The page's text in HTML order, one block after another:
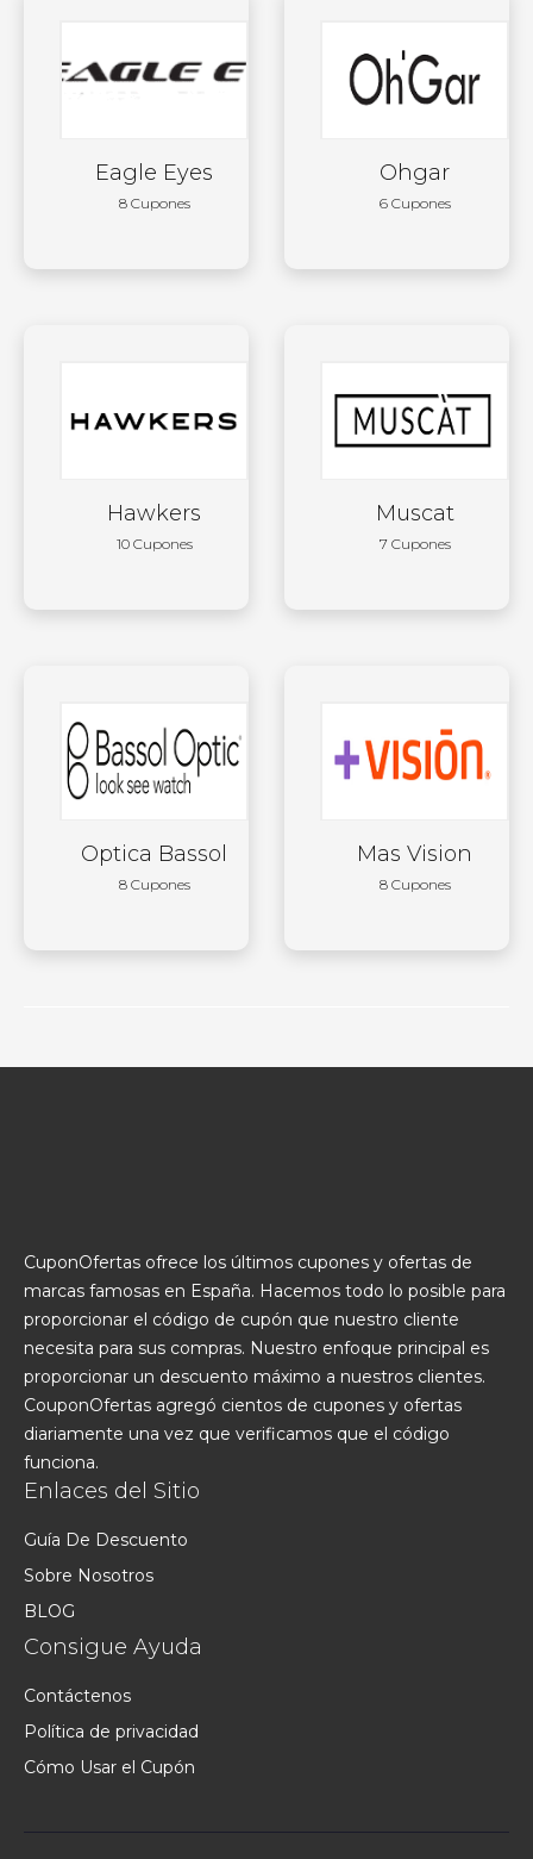
Eagle Eyes
8 Cupones
Ohgar
6 Cupones
Hawkers
10 Cupones
Muscat
7 Cupones
Optica Bassol
8 Cupones
Mas Vision
8 Cupones
CuponOfertas ofrece los últimos cupones y ofertas de
marcas famosas en España. Hacemos todo lo posible para
proporcionar el código de cupón que nuestro cliente
necesita para sus compras. Nuestro enfoque principal es
proporcionar un descuento máximo a nuestros clientes.
CouponOfertas agregó cientos de cupones y ofertas
diariamente una vez que verificamos que el código
funciona.
Enlaces del Sitio
Guía De Descuento
Sobre Nosotros
BLOG
Consigue Ayuda
Contáctenos
Política de privacidad
Cómo Usar el Cupón